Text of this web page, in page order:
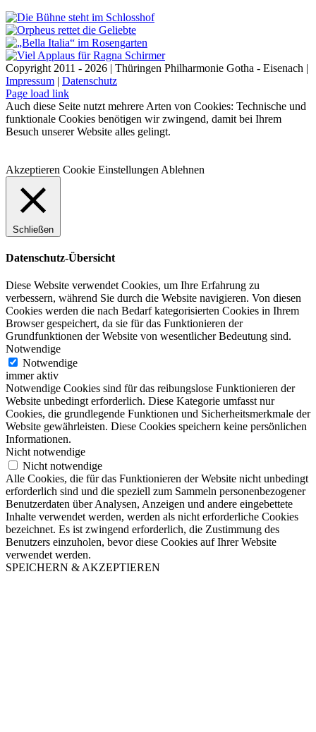
Copyright 2011 - 2026 | Thüringen Philharmonie Gotha - Eisenach |
Impressum | Datenschutz
Facebook
Instagram
WhatsApp
YouTube
E-
Mail
Telefon
Page load link
Auch diese Seite nutzt mehrere Arten von Cookies: Technische und
funktionale Cookies benötigen wir zwingend, damit bei Ihrem
Besuch unserer Website alles gelingt.
Akzeptieren Cookie Einstellungen Ablehnen
Schließen
Datenschutz-Übersicht
Diese Website verwendet Cookies, um Ihre Erfahrung zu
verbessern, während Sie durch die Website navigieren. Von diesen
Cookies werden die nach Bedarf kategorisierten Cookies in Ihrem
Browser gespeichert, da sie für das Funktionieren der
Grundfunktionen der Website von wesentlicher Bedeutung sind.
Notwendige
Notwendige
immer aktiv
Notwendige Cookies sind für das reibungslose Funktionieren der
Website unbedingt erforderlich. Diese Kategorie umfasst nur
Cookies, die grundlegende Funktionen und Sicherheitsmerkmale der
Website gewährleisten. Diese Cookies speichern keine persönlichen
Informationen.
Nicht notwendige
Nicht notwendige
Alle Cookies, die für das Funktionieren der Website nicht unbedingt
erforderlich sind und die speziell zum Sammeln personenbezogener
Benutzerdaten über Analysen, Anzeigen und andere eingebettete
Inhalte verwendet werden, werden als nicht erforderliche Cookies
bezeichnet. Es ist zwingend erforderlich, die Zustimmung des
Benutzers einzuholen, bevor diese Cookies auf Ihrer Website
verwendet werden.
SPEICHERN & AKZEPTIEREN